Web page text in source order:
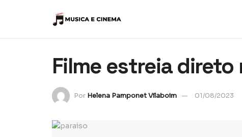
Filme estreia direto
Por Helena Pamponet Vilaboim 01/08/2023